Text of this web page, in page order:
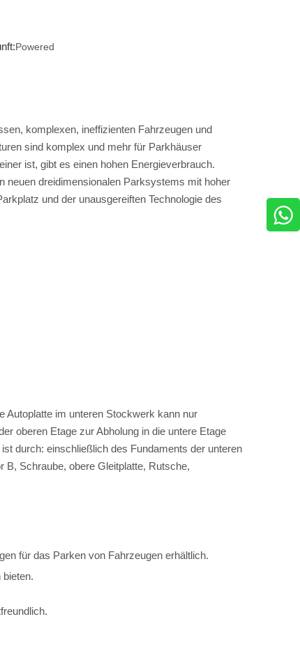
Powered
komplexen, ineffizienten Fahrzeugen und
sind komplex und mehr für Parkhäuser
ist, gibt es einen hohen Energieverbrauch.
neuen dreidimensionalen Parksystems mit hoher
und der unausgereiften Technologie des
Autoplatte im unteren Stockwerk kann nur
oberen Etage zur Abholung in die untere Etage
durch: einschließlich des Fundaments der unteren
B, Schraube, obere Gleitplatte, Rutsche,
für das Parken von Fahrzeugen erhältlich.